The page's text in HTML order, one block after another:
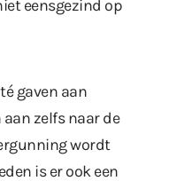
eensgezind op
gaven aan
zelfs naar de
wordt
is er ook een